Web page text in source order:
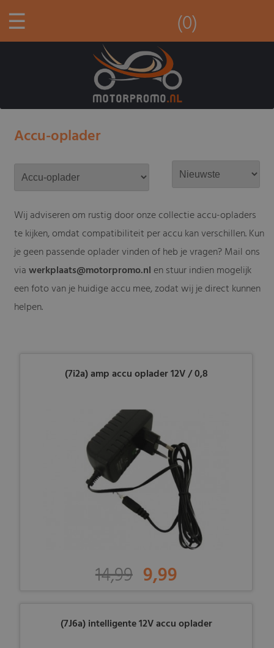
☰ (0)
Accu-oplader
Wij adviseren om rustig door onze collectie accu-opladers
te kijken, omdat compatibiliteit per accu kan verschillen. Kun
je geen passende oplader vinden of heb je vragen? Mail ons
viawerkplaats@motorpromo.nl en stuur indien mogelijk
een foto van je huidige accu mee, zodat wij je direct kunnen
helpen.
(7i2a) amp accu oplader 12V / 0,8
14,99 9,99
(7J6a) intelligente 12V accu oplader